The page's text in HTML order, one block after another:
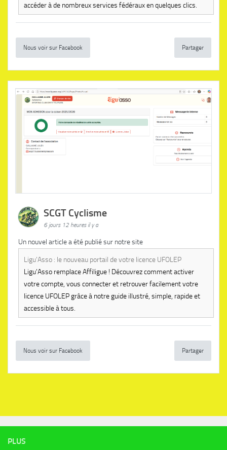
accéder à de nombreux services fédéraux en quelques clics.
Nous voir sur Facebook Partager
SCGT Cyclisme
6 jours 12 heures il y a
Un nouvel article a été publié sur notre site
Ligu'Asso : le nouveau portail de votre licence UFOLEP
Ligu'Asso remplace Affiligue ! Découvrez comment activer
votre compte, vous connecter et retrouver facilement votre
licence UFOLEP grâce à notre guide illustré, simple, rapide et
accessible à tous.
Nous voir sur Facebook Partager
PLUS